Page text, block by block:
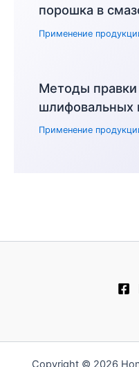
порошка в
Применение
Методы правки
шлифовальных
Применение
Copyright © 2026